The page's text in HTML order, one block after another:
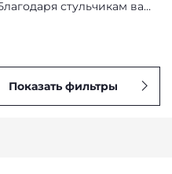
стульчикам ваш
Показать фильтры